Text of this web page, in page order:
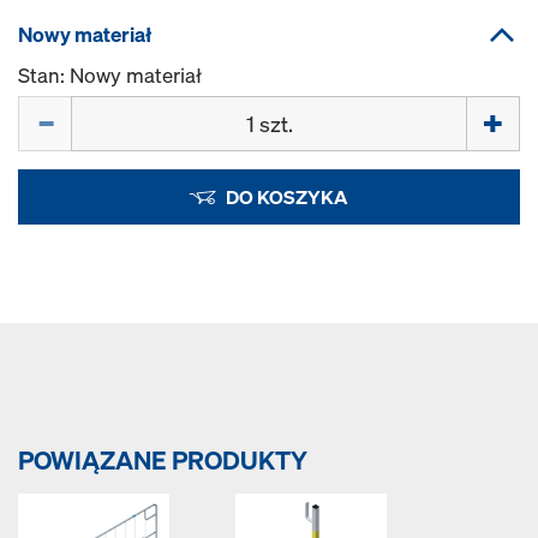
Nowy materiał
Stan: Nowy materiał
DO KOSZYKA
POWIĄZANE PRODUKTY